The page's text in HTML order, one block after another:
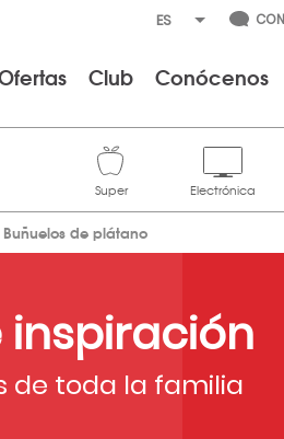
Club Conócenos
Buñuelos de plátano
inspiración
de toda la familia